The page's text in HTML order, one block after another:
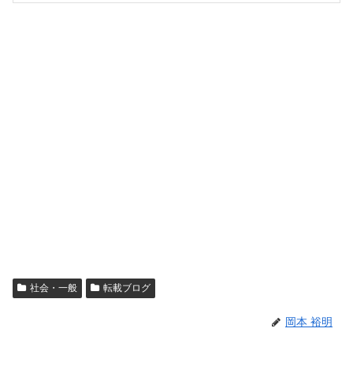
社会・一般 転載ブログ
岡本 裕明